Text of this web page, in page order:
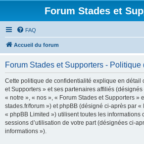
Forum Stades et
FAQ
Accueil du forum
Forum Stades et Supporters -
Cette politique de confidentialité explique en détail
et Supporters » et ses partenaires affiliés
« notre », « nos », « Forum Stades et Supporters »
stades.fr/forum ») et phpBB (désigné ci-après par
« phpBB Limited ») utilisent toutes les informations
sessions d’utilisation de votre part (désignées ci-
informations »).